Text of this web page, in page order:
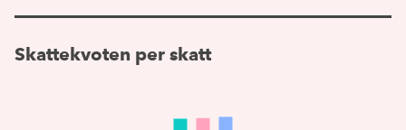
Skattekvoten per skatt